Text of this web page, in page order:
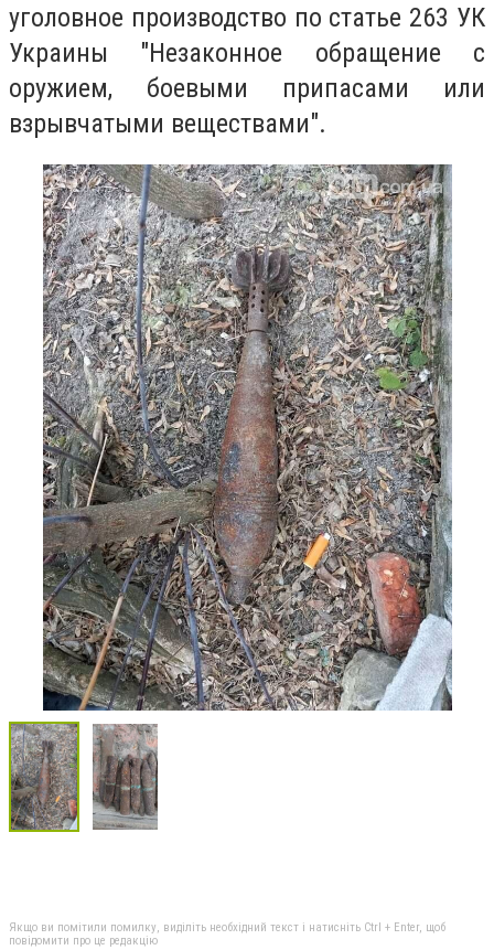
уголовное производство по статье 263 УК
Украины "Незаконное обращение с
оружием, боевыми припасами или
взрывчатыми веществами".
Якщо ви помітили помилку, виділіть необхідний текст і натисніть Ctrl + Enter, щоб
повідомити про це редакцію